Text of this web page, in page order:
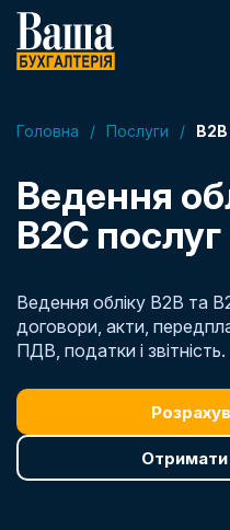
Головна / Послуги /
Ведення
B2C послуг
Ведення обліку B2B та
договори, акти,
ПДВ, податки і звітність.
Отримати